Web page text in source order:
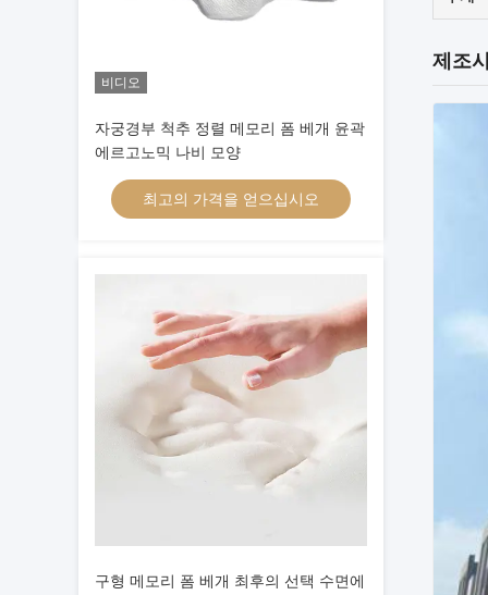
비디오
자궁경부 척추 정렬 메모리 폼 베개 윤곽
에르고노믹 나비 모양
최고의 가격을 얻으십시오
구형 메모리 폼 베개 최후의 선택 수면에
제조